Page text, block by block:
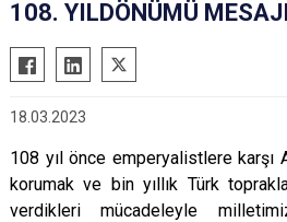
Korkut
Varto
108. YILDÖNÜMÜ MESAJI
18.03.2023
108 yıl önce emperyalistlere karşı
korumak ve bin yıllık Türk
verdikleri mücadeleyle